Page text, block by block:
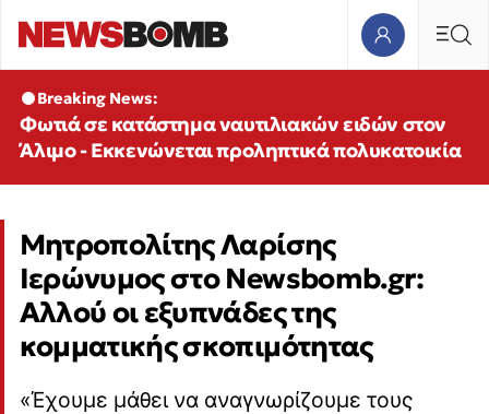
Breaking News:
Φωτιά σε κατάστημα ναυτιλιακών ειδών στον
Άλιμο - Εκκενώνεται προληπτικά πολυκατοικία
Μητροπολίτης Λαρίσης
Ιερώνυμος στο Newsbomb.gr:
Αλλού οι εξυπνάδες της
κομματικής σκοπιμότητας
«Έχουμε μάθει να αναγνωρίζουμε τους